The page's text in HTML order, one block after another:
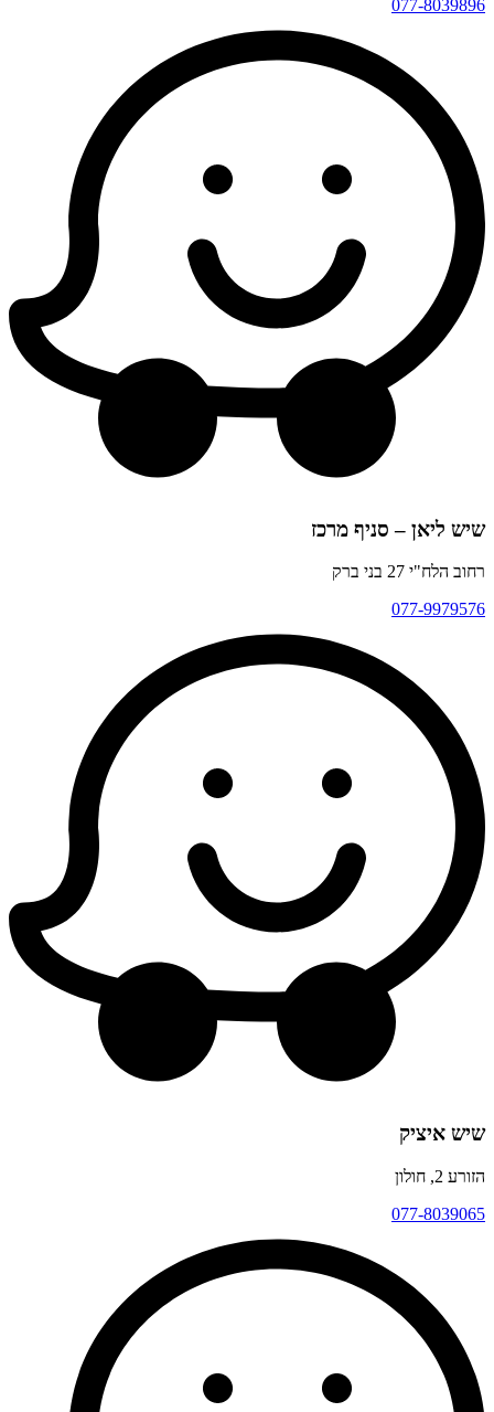
077-8039896
שיש ליאן – סניף מרכז
רחוב הלח"י 27 בני ברק
077-9979576
שיש איציק
הזורע 2, חולון
077-8039065